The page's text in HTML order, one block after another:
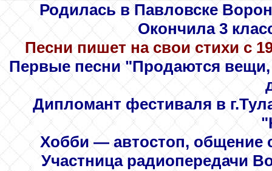
Родилась в Павловске
Окончила 3
Песни пишет на свои стихи с
Первые песни "Продаются
Дипломант фестиваля в
Хобби — автостоп, общение
Участница радиопередачи